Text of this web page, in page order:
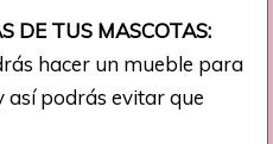
DE TUS MASCOTAS:
hacer un mueble para
así podrás evitar que